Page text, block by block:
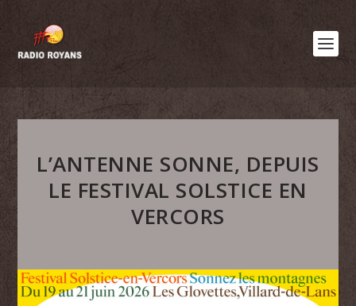
L’ANTENNE SONNE, DEPUIS
LE FESTIVAL SOLSTICE EN
VERCORS